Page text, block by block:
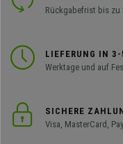
Rückgabefrist bis zu
LIEFERUNG IN 3-
Werktage und auf
SICHERE
Visa, MasterCard,